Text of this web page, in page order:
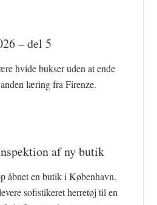
– del 5
hvide bukser uden at ende
læring fra Firenze.
af ny butik
åbnet en butik i København.
sofistikeret herretøj til en